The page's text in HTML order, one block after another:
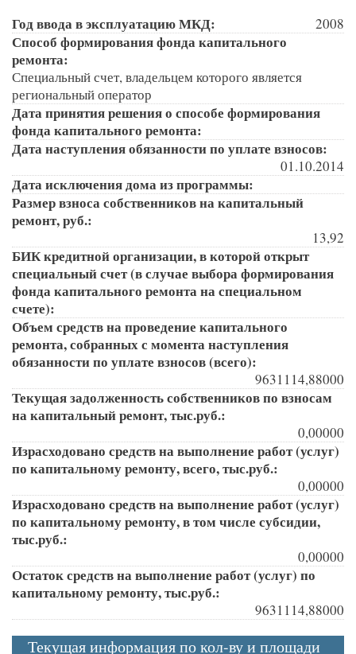
Год ввода в эксплуатацию МКД: 2008
Способ формирования фонда капитального
ремонта:
Специальный счет, владельцем которого является
региональный оператор
Дата принятия решения о способе формирования
фонда капитального ремонта:
Дата наступления обязанности по уплате взносов:
01.10.2014
Дата исключения дома из программы:
Размер взноса собственников на капитальный
ремонт, руб.:
13,92
БИК кредитной организации, в которой открыт
специальный счет (в случае выбора формирования
фонда капитального ремонта на специальном
счете):
Объем средств на проведение капитального
ремонта, собранных с момента наступления
обязанности по уплате взносов (всего):
9631114,88000
Текущая задолженность собственников по взносам
на капитальный ремонт, тыс.руб.:
0,00000
Израсходовано средств на выполнение работ (услуг)
по капитальному ремонту, всего, тыс.руб.:
0,00000
Израсходовано средств на выполнение работ (услуг)
по капитальному ремонту, в том числе субсидии,
тыс.руб.:
0,00000
Остаток средств на выполнение работ (услуг) по
капитальному ремонту, тыс.руб.:
9631114,88000
Текущая информация по кол-ву и площади